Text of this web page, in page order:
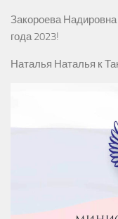
Закороева
года 2023!
Наталья Наталья к